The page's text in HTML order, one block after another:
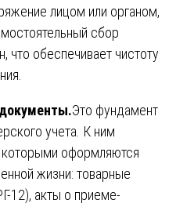
лицом или органом,
сбор
что обеспечивает чистоту
Это фундамент
учета. К ним
которыми оформляются
жизни: товарные
12), акты о приеме-